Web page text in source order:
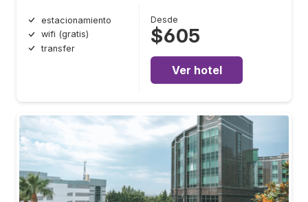
estacionamiento
wifi (gratis)
transfer
Desde
$605
Ver hotel